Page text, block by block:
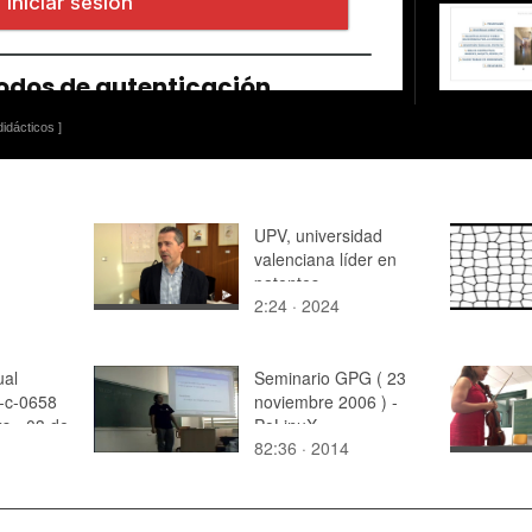
]
UPV, universidad
valenciana líder en
patentes
2:24 · 2024
0658
- 03 de
Seminario GPG ( 23
noviembre 2006 ) -
PoLinuX
82:36 · 2014